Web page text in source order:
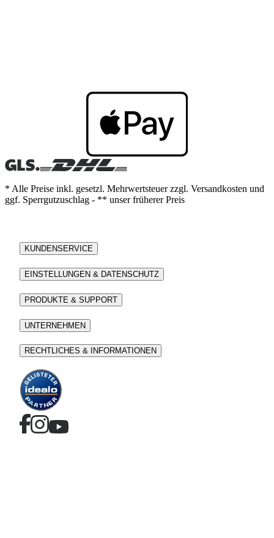
* Alle Preise inkl. gesetzl. Mehrwertsteuer zzgl. Versandkosten und
ggf. Sperrgutzuschlag - ** unser früherer Preis
KUNDENSERVICE
EINSTELLUNGEN & DATENSCHUTZ
PRODUKTE & SUPPORT
UNTERNEHMEN
RECHTLICHES & INFORMATIONEN